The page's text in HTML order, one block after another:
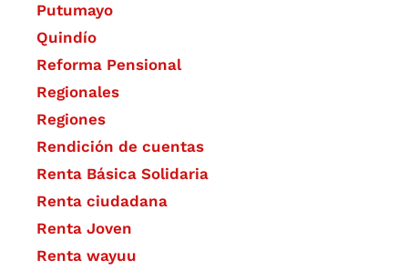
Putumayo
Quindío
Reforma Pensional
Regionales
Regiones
Rendición de cuentas
Renta Básica Solidaria
Renta ciudadana
Renta Joven
Renta wayuu